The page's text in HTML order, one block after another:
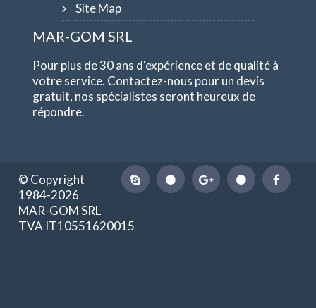
Site Map
MAR-GOM SRL
Pour plus de 30 ans d'expérience et de qualité à
votre service. Contactez-nous pour un devis
gratuit, nos spécialistes seront heureux de
répondre.
© Copyright
1984-2026
MAR-GOM SRL
TVA IT10551620015